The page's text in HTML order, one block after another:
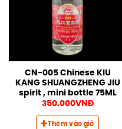
CN-005 Chinese KIU
KANG SHUANGZHENG JIU
spirit , mini bottle 75ML
350.000VNĐ
Thêm vào giỏ